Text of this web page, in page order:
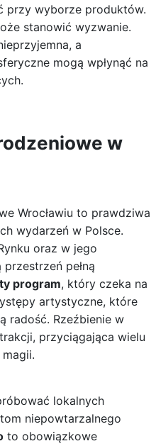
przy wyborze produktów.
stanowić wyzwanie.
a
mogą wpłynąć na
w
Wrocławiu to prawdziwa
wydarzeń w Polsce.
oraz w jego
pełną
program, który czeka na
artystyczne, które
radość. Rzeźbienie w
przyciągająca wielu
lokalnych
niepowtarzalnego
to obowiązkowe